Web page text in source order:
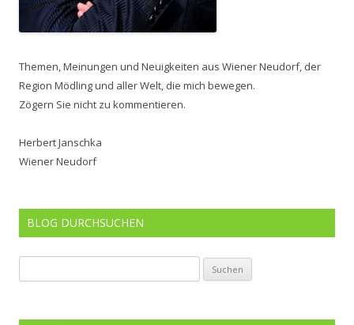
Themen, Meinungen und Neuigkeiten aus Wiener Neudorf, der
Region Mödling und aller Welt, die mich bewegen.
Zögern Sie nicht zu kommentieren.
Herbert Janschka
Wiener Neudorf
BLOG DURCHSUCHEN
nach: